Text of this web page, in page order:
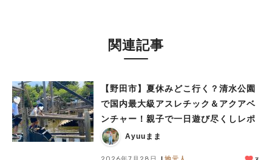
関連記事
【野田市】夏休みどこ行く？清水公園
で国内最大級アスレチック＆アクアベ
ンチャー！親子で一日遊び尽くしレポ
Ayuuまま